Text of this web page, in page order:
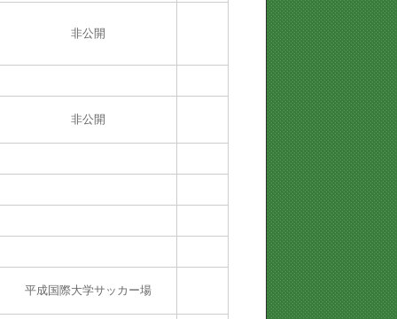
非公開
非公開
平成国際大学サッカー場